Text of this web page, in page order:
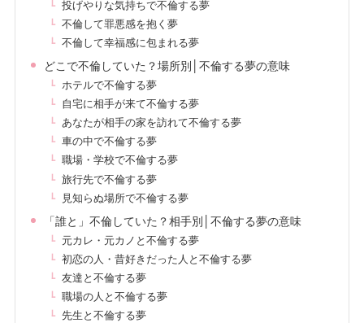
投げやりな気持ちで不倫する夢
不倫して罪悪感を抱く夢
不倫して幸福感に包まれる夢
どこで不倫していた？場所別│不倫する夢の意味
ホテルで不倫する夢
自宅に相手が来て不倫する夢
あなたが相手の家を訪れて不倫する夢
車の中で不倫する夢
職場・学校で不倫する夢
旅行先で不倫する夢
見知らぬ場所で不倫する夢
「誰と」不倫していた？相手別│不倫する夢の意味
元カレ・元カノと不倫する夢
初恋の人・昔好きだった人と不倫する夢
友達と不倫する夢
職場の人と不倫する夢
先生と不倫する夢